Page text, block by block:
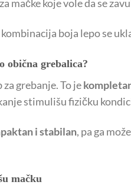
mačke koje vole da se
boja lepo se
obična grebalica?
grebanje. To je
stimulišu fizičku
i stabilan, pa ga
mačku